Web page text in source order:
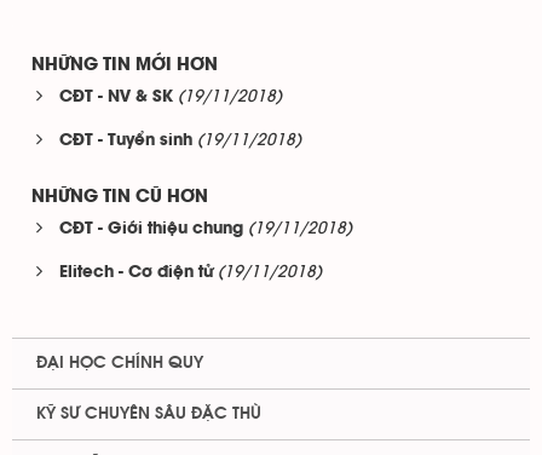
NHỮNG TIN MỚI HƠN
CĐT - NV & SK (19/11/2018)
CĐT - Tuyển sinh (19/11/2018)
NHỮNG TIN CŨ HƠN
CĐT - Giới thiệu chung (19/11/2018)
Elitech - Cơ điện tử (19/11/2018)
ĐẠI HỌC CHÍNH QUY
KỸ SƯ CHUYÊN SÂU ĐẶC THÙ